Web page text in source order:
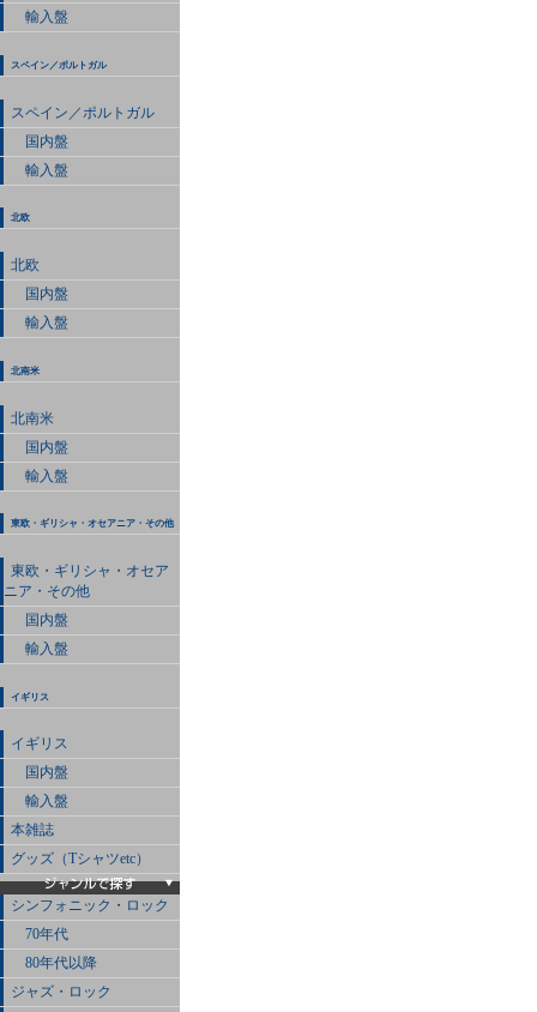
輸入盤
スペイン／ポルトガル
スペイン／ポルトガル
国内盤
輸入盤
北欧
北欧
国内盤
輸入盤
北南米
北南米
国内盤
輸入盤
東欧・ギリシャ・オセアニア・その他
東欧・ギリシャ・オセア
ニア・その他
国内盤
輸入盤
イギリス
イギリス
国内盤
輸入盤
本雑誌
グッズ（Tシャツetc）
シンフォニック・ロック
70年代
80年代以降
ジャズ・ロック